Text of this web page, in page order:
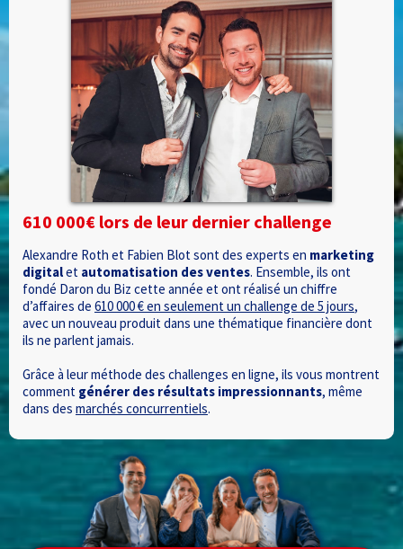
610 000€ lors de leur dernier challenge
Alexandre Roth et Fabien Blot sont des experts en marketing
digitalet automatisation des ventes. Ensemble, ils ont
fondé Daron du Biz cette année et ont réalisé un chiffre
d’affaires de 610 000 € en seulement un challenge de 5 jours,
avec un nouveau produit dans une thématique financière dont
ils ne parlent jamais.
Grâce à leur méthode des challenges en ligne, ils vous montrent
comment générer des résultats impressionnants, même
dans des marchés concurrentiels.